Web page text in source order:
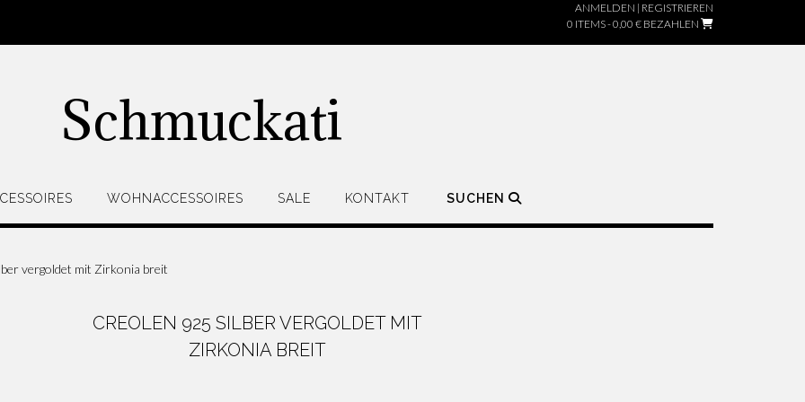
ANMELDEN | REGISTRIEREN
0 ITEMS - 0,00 € BEZAHLEN
Schmuckati
WOHNACCESSOIRES SALE KONTAKT SUCHEN
vergoldet mit Zirkonia breit
CREOLEN 925 SILBER VERGOLDET MIT
ZIRKONIA BREIT